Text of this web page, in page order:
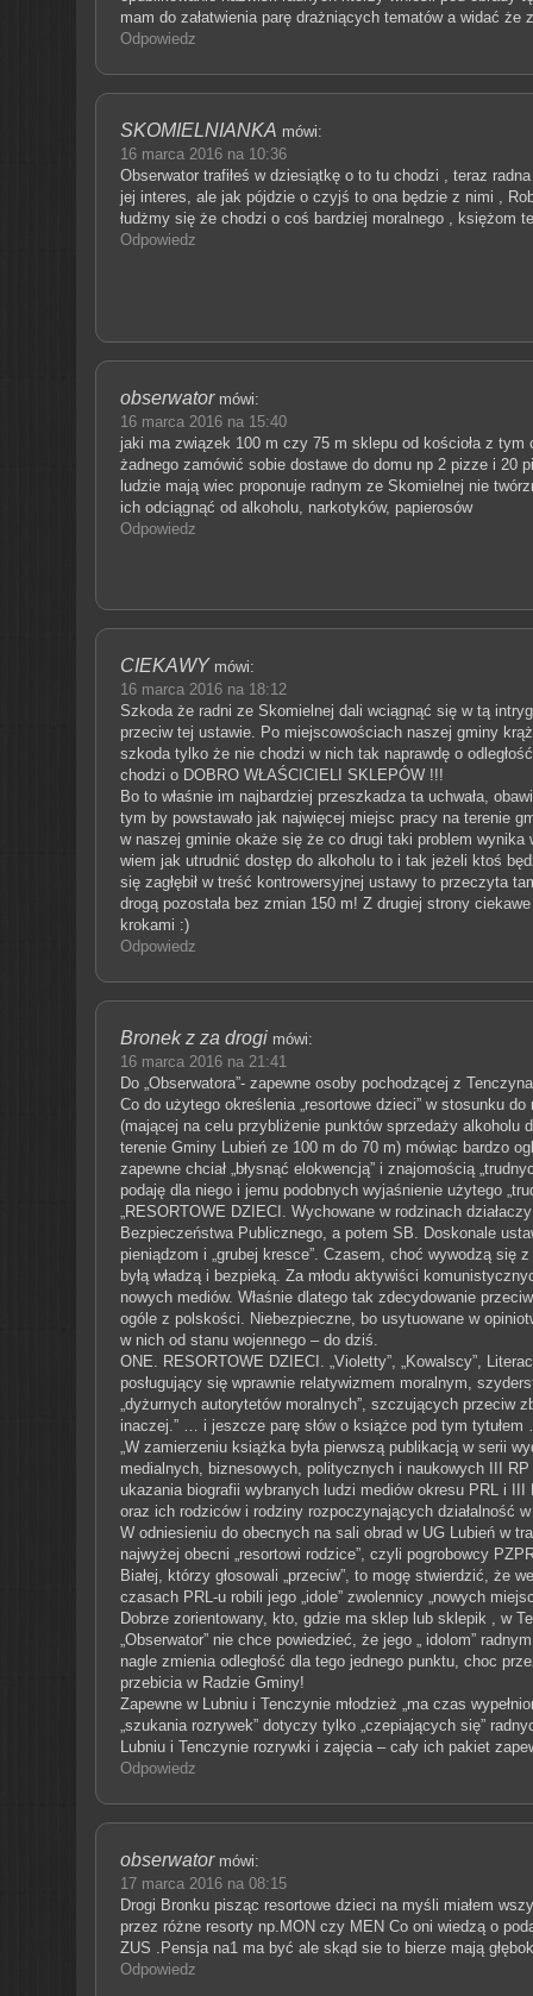
mam do załatwienia parę drażniących tematów a widać że
Odpowiedz
SKOMIELNIANKA mówi:
16 marca 2016 na 10:36
Obserwator trafiłeś w dziesiątkę o to tu chodzi , teraz
jej interes, ale jak pójdzie o czyjś to ona będzie z nimi ,
łudżmy się że chodzi o coś bardziej moralnego , księżom
Odpowiedz
obserwator mówi:
16 marca 2016 na 15:40
jaki ma związek 100 m czy 75 m sklepu od kościoła z
żadnego zamówić sobie dostawe do domu np 2 pizze i 20
ludzie mają wiec proponuje radnym ze Skomielnej nie
ich odciągnąć od alkoholu, narkotyków, papierosów
Odpowiedz
CIEKAWY mówi:
16 marca 2016 na 18:12
Szkoda że radni ze Skomielnej dali wciągnąć się w tą
przeciw tej ustawie. Po miejscowościach naszej gminy
szkoda tylko że nie chodzi w nich tak naprawdę o
chodzi o DOBRO WŁAŚCICIELI SKLEPÓW !!!
Bo to właśnie im najbardziej przeszkadza ta uchwała,
tym by powstawało jak najwięcej miejsc pracy na terenie
w naszej gminie okaże się że co drugi taki problem
wiem jak utrudnić dostęp do alkoholu to i tak jeżeli ktoś
się zagłębił w treść kontrowersyjnej ustawy to przeczyta
drogą pozostała bez zmian 150 m! Z drugiej strony
krokami :)
Odpowiedz
Bronek z za drogi mówi:
16 marca 2016 na 21:41
Do „Obserwatora”- zapewne osoby pochodzącej z
Co do użytego określenia „resortowe dzieci” w stosunku
(mającej na celu przybliżenie punktów sprzedaży alkoholu
terenie Gminy Lubień ze 100 m do 70 m) mówiąc bardzo
zapewne chciał „błysnąć elokwencją” i znajomością
podaję dla niego i jemu podobnych wyjaśnienie użytego
„RESORTOWE DZIECI. Wychowane w rodzinach
Bezpieczeństwa Publicznego, a potem SB. Doskonale
pieniądzom i „grubej kresce”. Czasem, choć wywodzą
byłą władzą i bezpieką. Za młodu aktywiści
nowych mediów. Właśnie dlatego tak zdecydowanie
ogóle z polskości. Niebezpieczne, bo usytuowane w
w nich od stanu wojennego – do dziś.
ONE. RESORTOWE DZIECI. „Violetty”, „Kowalscy”,
posługujący się wprawnie relatywizmem moralnym,
„dyżurnych autorytetów moralnych”, szczujących przeciw
inaczej.” … i jeszcze parę słów o książce pod tym tytułem
„W zamierzeniu książka była pierwszą publikacją w serii
medialnych, biznesowych, politycznych i naukowych III
ukazania biografii wybranych ludzi mediów okresu PRL i
oraz ich rodziców i rodziny rozpoczynających działalność w
W odniesieniu do obecnych na sali obrad w UG Lubień w
najwyżej obecni „resortowi rodzice”, czyli pogrobowcy
Białej, którzy głosowali „przeciw”, to mogę stwierdzić, że
czasach PRL-u robili jego „idole” zwolennicy „nowych
Dobrze zorientowany, kto, gdzie ma sklep lub sklepik , w
„Obserwator” nie chce powiedzieć, że jego „ idolom”
nagle zmienia odległość dla tego jednego punktu, choc
przebicia w Radzie Gminy!
Zapewne w Lubniu i Tenczynie młodzież „ma czas
„szukania rozrywek” dotyczy tylko „czepiających się”
Lubniu i Tenczynie rozrywki i zajęcia – cały ich pakiet
Odpowiedz
obserwator mówi:
17 marca 2016 na 08:15
Drogi Bronku pisząc resortowe dzieci na myśli miałem
przez różne resorty np.MON czy MEN Co oni wiedzą o
ZUS .Pensja na1 ma być ale skąd sie to bierze mają
Odpowiedz